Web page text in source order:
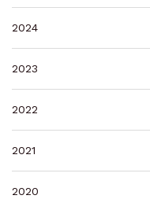
2024
2023
2022
2021
2020